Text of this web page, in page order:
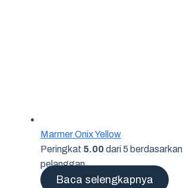
Marmer Onix Yellow
Peringkat 5.00 dari 5 berdasarkan
pelanggan
Baca selengkapnya